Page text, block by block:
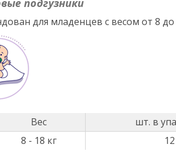
подгузники
для младенцев с весом от 8 до
Вес
шт. в
8 - 18 кг 12